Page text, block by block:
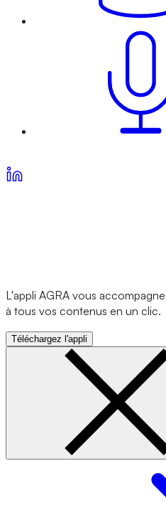
L'appli AGRA vous
à tous vos contenus en un clic.
Téléchargez l'appli